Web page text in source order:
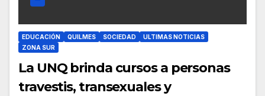
EDUCACIÓN QUILMES SOCIEDAD
ULTIMAS NOTICIAS
ZONA SUR
La UNQ brinda cursos a personas
travestis, transexuales y